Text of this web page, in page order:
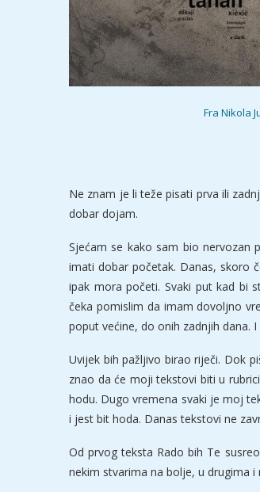
Fra Nikola
Ne znam je li teže pisati prva ili
dobar dojam.
Sjećam se kako sam bio nervozan
imati dobar početak. Danas, skoro
ipak mora početi. Svaki put kad bi
čeka pomislim da imam dovoljno
poput većine, do onih zadnjih dana.
Uvijek bih pažljivo birao riječi. Dok
znao da će moji tekstovi biti u
hodu. Dugo vremena svaki je moj
i jest bit hoda. Danas tekstovi ne
Od prvog teksta Rado bih Te
nekim stvarima na bolje, u drugima i